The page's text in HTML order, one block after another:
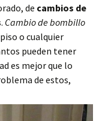
de cambios de
. Cambio de bombillo
o cualquier
pueden tener
es mejor que lo
de estos,